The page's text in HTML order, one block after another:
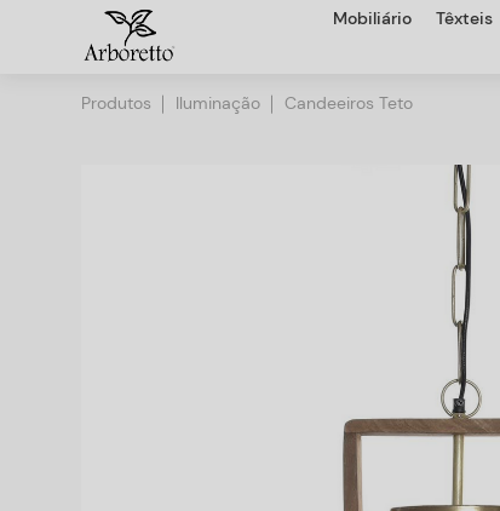
Mobiliário Têxteis
Produtos Iluminação Candeeiros Teto